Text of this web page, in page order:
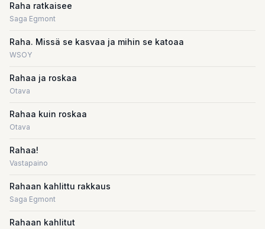
Raha ratkaisee
Saga Egmont
Raha. Missä se kasvaa ja mihin se katoaa
WSOY
Rahaa ja roskaa
Otava
Rahaa kuin roskaa
Otava
Rahaa!
Vastapaino
Rahaan kahlittu rakkaus
Saga Egmont
Rahaan kahlitut